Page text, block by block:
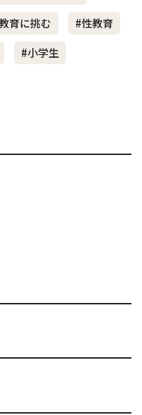
育に挑む
#性教育
#小学生